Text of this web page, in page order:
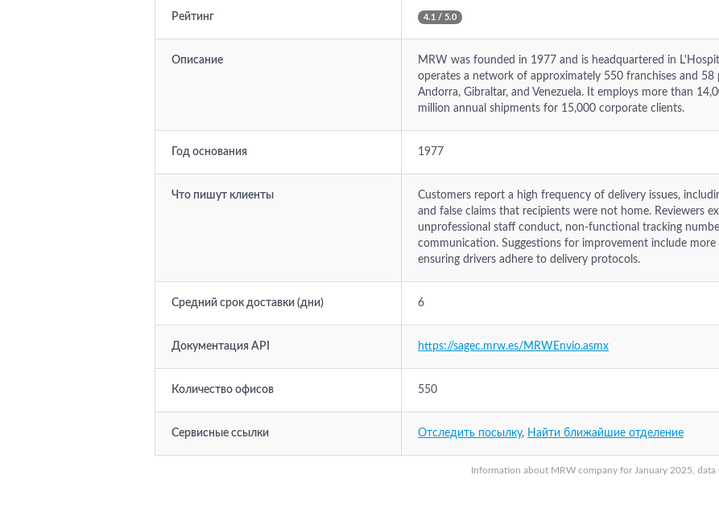
Information about MRW company for January 2025,
Рейтинг 4.1 / 5.0
Описание
MRW was founded in 1977 and is headquartered in
operates a network of approximately 550 franchises and 58
Andorra, Gibraltar, and Venezuela. It employs more than
million annual shipments for 15,000 corporate clients.
Год основания 1977
Что пишут клиенты
Customers report a high frequency of delivery issues,
and false claims that recipients were not home. Reviewers
unprofessional staff conduct, non-functional tracking
communication. Suggestions for improvement include
ensuring drivers adhere to delivery protocols.
Средний срок доставки (дни) 6
Документация API https://sagec.mrw.es/MRWEnvio.asmx
Количество офисов 550
Сервисные ссылки Отследить посылку, Найти ближайшие отделение